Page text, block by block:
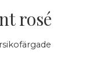
rosé